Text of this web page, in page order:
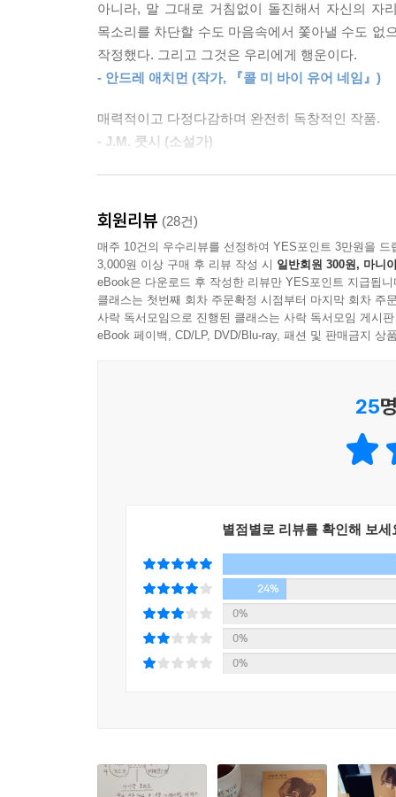
인생에 관해 가장 인상 깊은 점은 그 변화 능력이
만, 한참 지나면 그것을 상실로 여기지 않는 법을
적어도 우리는, 달리 적당한 표현이 없어서 ‘인간
--- p.354
정말이지, 별로 말할 것은 없다.
그는 위대한 작가였다.
--- p.375
작가는 우연인 듯 운명인 듯 하나의 지점을 향
더듬어나간다. 다만 그 손끝이 닿는 곳은 확신과
스스로를 비하하고 삶을 조소하는 짓궂지만 애
그 찬란한 문장들을 보고 있노라면, 이 소설 또
예감을, 아니 믿음을 가지게 된다.
“옛날에 한 소년이 있었고, 그는 한 소녀를 사랑했
레오 거스키에게 앨마 메러민스키는 첫사랑이었
어린 시절 글을 쓰기 시작한 것도 그 소녀를 위해
무렵, 앨마는 먼저 미국으로 떠났다. 결국 독일
소년 시절 그녀에게 했던 약속, 영원히 다른 여
떠돌았다. 죽을 날만을 기다리는 팔십대 노인이
그에게 정체불명의 소포가 도착한다. 놀랍게도
“처음에는 엄마를 다시 행복하게 해줄 사람을
준 여자에 관한 것, 그리고 나에 관한 것을 찾고 있
한편 즈비 리트비토프가 쓴 『사랑의 역사』라는
“나의 앨마에게. 내가 글을 쓸 줄 알았다면 당신
준다. 세월이 흘러, 이제 열다섯 살 생일을 앞둔
애쓴다. 그러던 중 번역가인 엄마에게 제이컵 마
사랑의 역사가 시작된 그곳을 향해, 수십 년 동안
아니라, 말 그대로 거침없이 돌진해서 자신의 자
목소리를 차단할 수도 마음속에서 쫓아낼 수도 없
작정했다. 그리고 그것은 우리에게 행운이다.
- 안드레 애치먼 (작가, 『콜 미 바이 유어 네임』)
매력적이고 다정다감하며 완전히 독창적인 작품.
- J.M. 쿳시 (소설가)
『사랑의 역사』는 대단히 특별하고 아름다운
미스터리이자 산문시이며 명상록이자 수많은 질
쉽사리 발견할 수 없는 그런 작품이다. 니콜 크라
- 엘리자베스 버그 (소설가)
독백으로 가득하다. 가장 엉뚱한 순간에도 풍
『사랑의 역사』는 완벽한 음조를 유지하며,
처절한 우아함이 있다. 마치 천사가 쓴 글 같다.
- [가디언]
니콜 크라우스의 『사랑의 역사』는 소설이 가
- [북리스트]
회원리뷰 (28건)
매주 10건의 우수리뷰를 선정하여 YES포인트 3만원을 드
3,000원 이상 구매 후 리뷰 작성 시 일반회원 300원, 마니
eBook은 다운로드 후 작성한 리뷰만 YES포인트 지급됩니
클래스는 첫번째 회차 주문확정 시점부터 마지막 회차 주
사락 독서모임으로 진행된 클래스는 사락 독서모임 게시
eBook 페이백, CD/LP, DVD/Blu-ray, 패션 및 판매금지 상
25
별점별로 리뷰를 확인해 보세
24%
0%
0%
0%